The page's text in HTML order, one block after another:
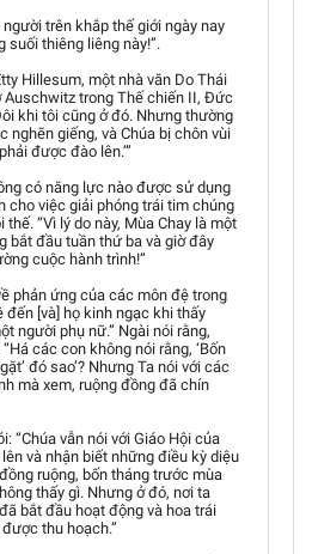
người trên khắp thế giới ngày nay
suối thiêng liêng này!”.
Hillesum, một nhà văn Do Thái
Auschwitz trong Thế chiến II, Đức
khi tôi cũng ở đó. Nhưng thường
nghẽn giếng, và Chúa bị chôn vùi
được đào lên.’”
có năng lực nào được sử dụng
cho việc giải phóng trái tim chúng
“Vì lý do này, Mùa Chay là một
bắt đầu tuần thứ ba và giờ đây
cuộc hành trình!”
phản ứng của các môn đệ trong
đến [và] họ kinh ngạc khi thấy
người phụ nữ.” Ngài nói rằng,
các con không nói rằng, ‘Bốn
đó sao’? Nhưng Ta nói với các
mà xem, ruộng đồng đã chín
“Chúa vẫn nói với Giáo Hội của
và nhận biết những điều kỳ diệu
ruộng, bốn tháng trước mùa
thấy gì. Nhưng ở đó, nơi ta
bắt đầu hoạt động và hoa trái
thu hoạch.”